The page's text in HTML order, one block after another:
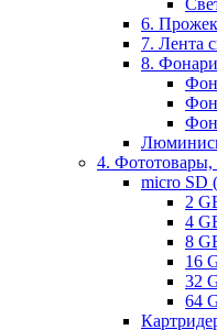
6.
7. Лента
8. Фонари
4.
micro SD
2
4
8
16
32
64